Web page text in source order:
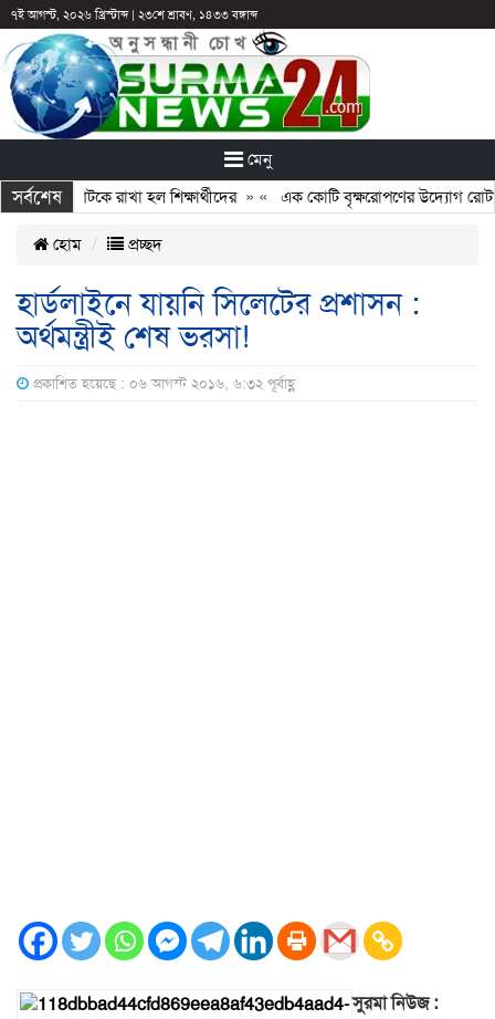
৭ই আগস্ট, ২০২৬ খ্রিস্টাব্দ| ২৩শে শ্রাবণ, ১৪৩৩ বঙ্গাব্দ
মেনু
সর্বশেষ
পরও আটকে রাখা হল শিক্ষার্থীদের» « এক কোটি বৃক্ষরোপণের উদ্যোগ রোটারি
হোম প্রচ্ছদ
হার্ডলাইনে যায়নি সিলেটের প্রশাসন :
অর্থমন্ত্রীই শেষ ভরসা!
প্রকাশিত হয়েছে : ০৬ আগস্ট ২০১৬, ৬:৩২ পূর্বাহ্ণ
সুরমা নিউজ :